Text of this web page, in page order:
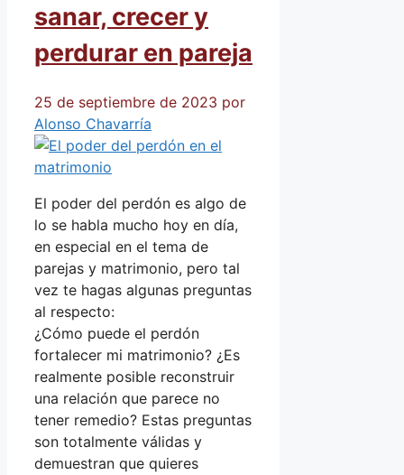
sanar, crecer y
perdurar en pareja
25 de septiembre de 2023 por
Alonso Chavarría
El poder del perdón es algo de
lo se habla mucho hoy en día,
en especial en el tema de
parejas y matrimonio, pero tal
vez te hagas algunas preguntas
al respecto:
¿Cómo puede el perdón
fortalecer mi matrimonio? ¿Es
realmente posible reconstruir
una relación que parece no
tener remedio? Estas preguntas
son totalmente válidas y
demuestran que quieres